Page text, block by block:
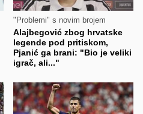
"Problemi" s novim brojem
Alajbegović zbog hrvatske
legende pod pritiskom,
Pjanić ga brani: "Bio je veliki
igrač, ali..."